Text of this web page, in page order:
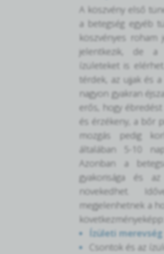
A köszvény első
a betegség egyéb
köszvényes roham
jelentkezik, de a
ízületeket is
térdek, az ujjak és
nagyon gyakran
erős, hogy
és érzékeny, a bőr
mozgás pedig
általában 5-10
Azonban a
gyakorisága és
növekedhet.
megjelenhetnek a
következményeképp:
Ízületi merevség
Csontok és az